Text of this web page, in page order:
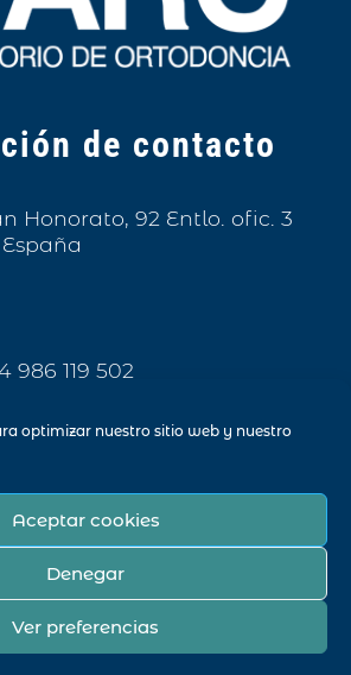
optimizar nuestro sitio web y nuestro
Aceptar cookies
Denegar
Ver preferencias
de contacto
Honorato, 92 Entlo. ofic. 3
986 119 502
Todos los derechos
reservados.
DE COOKIES
DISEÑO WEB